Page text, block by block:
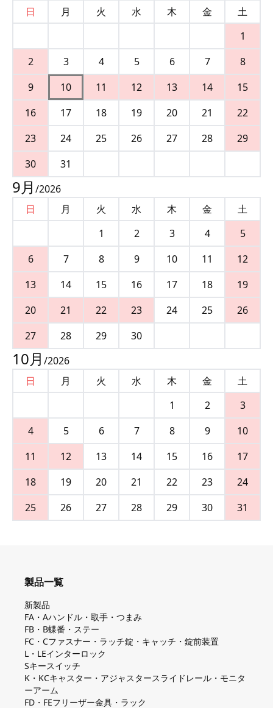
日
月 火 水 木 金
土
1
2
3 4 5 6 7
8
9
10 11 12 13 14
15
16
17 18 19 20 21
22
23
24 25 26 27 28
29
30
31
9月 /2026
日
月 火 水 木 金
土
1
2 3 4
5
6
7 8 9 10 11
12
13
14 15 16 17 18
19
20
21 22 23 24 25
26
27
28 29 30
10月 /2026
日
月 火 水 木 金
土
1
2
3
4
5 6 7 8 9
10
11
12 13 14 15 16
17
18
19 20 21 22 23
24
25
26 27 28 29 30 31
製品一覧
新製品
FA・Aハンドル・取手・つまみ
FB・B蝶番・ステー
FC・Cファスナー・ラッチ錠・キャッチ・錠前装置
L・LEインターロック
Sキースイッチ
K・KCキャスター・アジャスタースライドレール・モニタ
ーアーム
FD・FEフリーザー金具・ラック